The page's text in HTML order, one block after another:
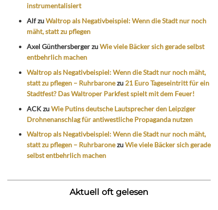
instrumentalisiert
AlfzuWaltrop als Negativbeispiel: Wenn die Stadt nur noch
mäht, statt zu pflegen
Axel GünthersbergerzuWie viele Bäcker sich gerade selbst
entbehrlich machen
Waltrop als Negativbeispiel: Wenn die Stadt nur noch mäht,
statt zu pflegen – Ruhrbaronezu 21 Euro Tageseintritt für ein
Stadtfest? Das Waltroper Parkfest spielt mit dem Feuer!
ACKzuWie Putins deutsche Lautsprecher den Leipziger
Drohnenanschlag für antiwestliche Propaganda nutzen
Waltrop als Negativbeispiel: Wenn die Stadt nur noch mäht,
statt zu pflegen – RuhrbaronezuWie viele Bäcker sich gerade
selbst entbehrlich machen
Aktuell oft gelesen